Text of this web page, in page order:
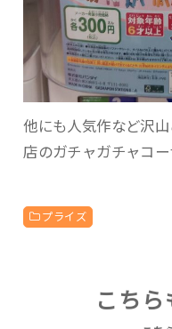
他にも人気作など沢
店のガチャガチャコ
プライズ
こちら